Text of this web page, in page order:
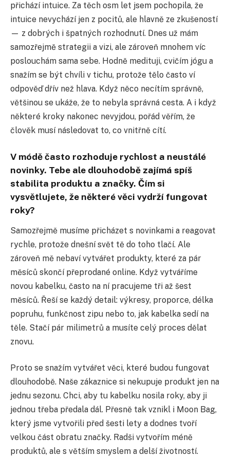
přichází intuice. Za těch osm let jsem pochopila, že
intuice nevychází jen z pocitů, ale hlavně ze zkušeností
— z dobrých i špatných rozhodnutí. Dnes už mám
samozřejmě strategii a vizi, ale zároveň mnohem víc
poslouchám sama sebe. Hodně medituji, cvičím jógu a
snažím se být chvíli v tichu, protože tělo často ví
odpověď dřív než hlava. Když něco necítím správně,
většinou se ukáže, že to nebyla správná cesta. A i když
některé kroky nakonec nevyjdou, pořád věřím, že
člověk musí následovat to, co vnitřně cítí.
V módě často rozhoduje rychlost a neustálé
novinky. Tebe ale dlouhodobě zajímá spíš
stabilita produktu a značky. Čím si
vysvětlujete, že některé věci vydrží fungovat
roky?
Samozřejmě musíme přicházet s novinkami a reagovat
rychle, protože dnešní svět tě do toho tlačí. Ale
zároveň mě nebaví vytvářet produkty, které za pár
měsíců skončí přeprodané online. Když vytváříme
novou kabelku, často na ní pracujeme tři až šest
měsíců. Řeší se každý detail: výkresy, proporce, délka
popruhu, funkčnost zipu nebo to, jak kabelka sedí na
těle. Stačí pár milimetrů a musíte celý proces dělat
znovu.
Proto se snažím vytvářet věci, které budou fungovat
dlouhodobě. Naše zákaznice si nekupuje produkt jen na
jednu sezonu. Chci, aby tu kabelku nosila roky, aby ji
jednou třeba předala dál. Přesně tak vznikl i Moon Bag,
který jsme vytvořili před šesti lety a dodnes tvoří
velkou část obratu značky. Radši vytvořím méně
produktů, ale s větším smyslem a delší životností.